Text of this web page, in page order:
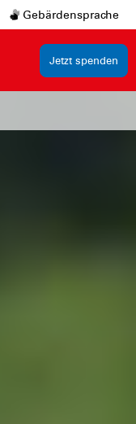
Gebärdensprache
Jetzt spenden